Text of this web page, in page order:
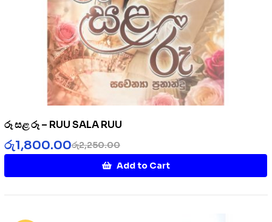
රූ සළ රූ – RUU SALA RUU
රු2,250.00
රු1,800.00
Add to Cart